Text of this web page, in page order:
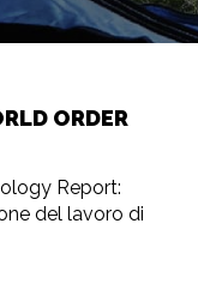
ORDER
Report:
del lavoro di